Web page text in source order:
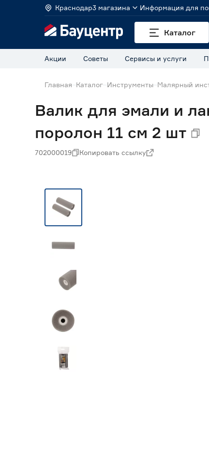
Краснодар3 магазина Информация для
Каталог
Акции Советы Сервисы и услуги
Главная Каталог Инструменты Малярный
Валик для эмали и
поролон 11 см 2 шт
702000019 Копировать ссылку